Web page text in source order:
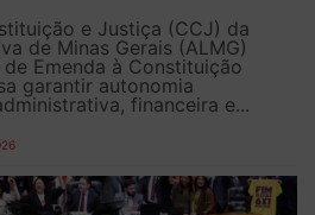
e Justiça (CCJ) da
de Minas Gerais (ALMG)
Emenda à Constituição
garantir autonomia
financeira e...